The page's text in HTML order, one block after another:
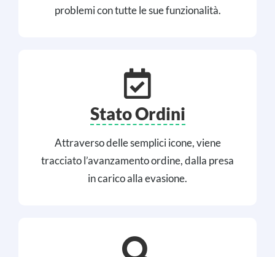
problemi con tutte le sue funzionalità.
Stato Ordini
Attraverso delle semplici icone, viene
tracciato l’avanzamento ordine, dalla presa
in carico alla evasione.